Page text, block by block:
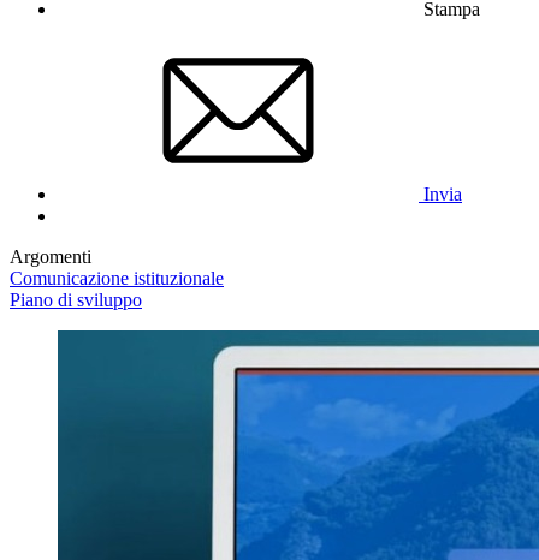
Stampa
Invia
Argomenti
Comunicazione istituzionale
Piano di sviluppo